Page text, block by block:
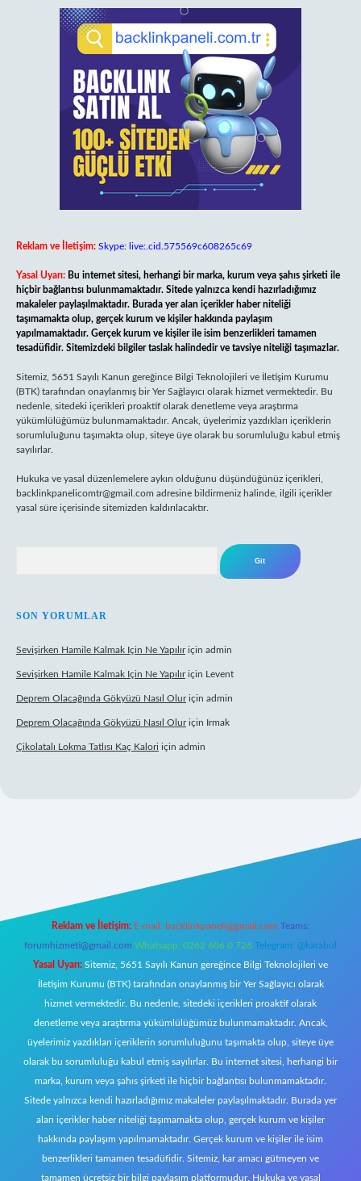
Reklam ve İletişim: Skype: live:.cid.575569c608265c69
Yasal Uyarı: Bu internet sitesi, herhangi bir marka, kurum veya şahıs şirketi ile
hiçbir bağlantısı bulunmamaktadır. Sitede yalnızca kendi hazırladığımız
makaleler paylaşılmaktadır. Burada yer alan içerikler haber niteliği
taşımamakta olup, gerçek kurum ve kişiler hakkında paylaşım
yapılmamaktadır. Gerçek kurum ve kişiler ile isim benzerlikleri tamamen
tesadüfidir. Sitemizdeki bilgiler taslak halindedir ve tavsiye niteliği taşımazlar.
Sitemiz, 5651 Sayılı Kanun gereğince Bilgi Teknolojileri ve İletişim Kurumu
(BTK) tarafından onaylanmış bir Yer Sağlayıcı olarak hizmet vermektedir. Bu
nedenle, sitedeki içerikleri proaktif olarak denetleme veya araştırma
yükümlülüğümüz bulunmamaktadır. Ancak, üyelerimiz yazdıkları içeriklerin
sorumluluğunu taşımakta olup, siteye üye olarak bu sorumluluğu kabul etmiş
sayılırlar.
Hukuka ve yasal düzenlemelere aykırı olduğunu düşündüğünüz içerikleri,
backlinkpanelicomtr@gmail.com adresine bildirmeniz halinde, ilgili içerikler
yasal süre içerisinde sitemizden kaldırılacaktır.
SON YORUMLAR
Sevişirken Hamile Kalmak Için Ne Yapılıriçin admin
Sevişirken Hamile Kalmak Için Ne Yapılıriçin Levent
Deprem Olacağında Gökyüzü Nasıl Oluriçin admin
Deprem Olacağında Gökyüzü Nasıl Oluriçin Irmak
Çikolatalı Lokma Tatlısı Kaç Kalori için admin
Reklam ve İletişim: E-mail: backlinkpaneli@gmail.com Teams:
forumhizmeti@gmail.com Whatsapp: 0262 606 0 726 Telegram: @karabul
Yasal Uyarı: Sitemiz, 5651 Sayılı Kanun gereğince Bilgi Teknolojileri ve
İletişim Kurumu (BTK) tarafından onaylanmış bir Yer Sağlayıcı olarak
hizmet vermektedir. Bu nedenle, sitedeki içerikleri proaktif olarak
denetleme veya araştırma yükümlülüğümüz bulunmamaktadır. Ancak,
üyelerimiz yazdıkları içeriklerin sorumluluğunu taşımakta olup, siteye üye
olarak bu sorumluluğu kabul etmiş sayılırlar. Bu internet sitesi, herhangi bir
marka, kurum veya şahıs şirketi ile hiçbir bağlantısı bulunmamaktadır.
Sitede yalnızca kendi hazırladığımız makaleler paylaşılmaktadır. Burada yer
alan içerikler haber niteliği taşımamakta olup, gerçek kurum ve kişiler
hakkında paylaşım yapılmamaktadır. Gerçek kurum ve kişiler ile isim
benzerlikleri tamamen tesadüfidir. Sitemiz, kar amacı gütmeyen ve
tamamen ücretsiz bir bilgi paylaşım platformudur. Hukuka ve yasal